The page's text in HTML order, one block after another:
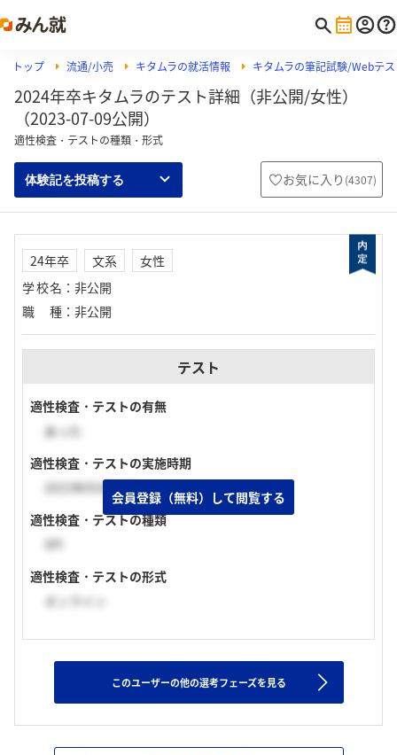
トップ 流通/小売 キタムラの就活情報 キタムラの筆記試験/Webテ
2024年卒キタムラのテスト詳細（非公開/女性）
（2023-07-09公開）
適性検査・テストの種類・形式
体験記を投稿する お気に入り (4307)
24年卒 文系
女性
学校名 ： 非公開
職種 ： 非公開
テスト
適性検査・テストの有無
あった
適性検査・テストの実施時期
2023年05月中旬
適性検査・テストの種類
SPI
適性検査・テストの形式
オンライン
会員登録（無料）して閲覧する
このユーザーの他の選考フェーズを見る